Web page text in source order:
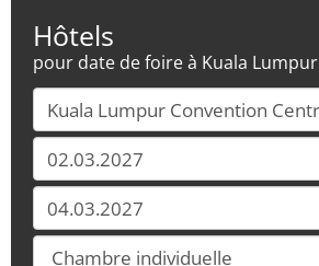
Hôtels
pour date de foire à Kuala Lumpur